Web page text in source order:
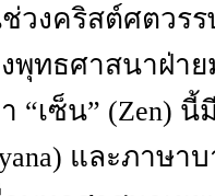
วงคริสต์ศตวร
พุทธศาสนาฝ่า
“เซ็น” (Zen) นี้
และภาษา